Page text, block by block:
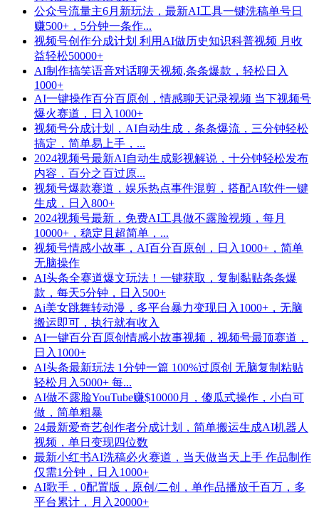
公众号流量主6月新玩法，最新AI工具一键洗稿单号日
赚500+，5分钟一条作...
视频号创作分成计划 利用AI做历史知识科普视频 月收
益轻松50000+
AI制作搞笑语音对话聊天视频,条条爆款，轻松日入
1000+
AI一键操作百分百原创，情感聊天记录视频 当下视频号
爆火赛道，日入1000+
视频号分成计划，AI自动生成，条条爆流，三分钟轻松
搞定，简单易上手，...
2024视频号最新AI自动生成影视解说，十分钟轻松发布
内容，百分之百过原...
视频号爆款赛道，娱乐热点事件混剪，搭配AI软件一键
生成，日入800+
2024视频号最新，免费AI工具做不露脸视频，每月
10000+，稳定且超简单，...
视频号情感小故事，AI百分百原创，日入1000+，简单
无脑操作
AI头条全赛道爆文玩法！一键获取，复制黏贴条条爆
款，每天5分钟，日入500+
Ai美女跳舞转动漫，多平台暴力变现日入1000+，无脑
搬运即可，执行就有收入
AI一键百分百原创情感小故事视频，视频号最顶赛道，
日入1000+
AI头条最新玩法 1分钟一篇 100%过原创 无脑复制粘贴
轻松月入5000+ 每...
AI做不露脸YouTube赚$10000月，傻瓜式操作，小白可
做，简单粗暴
24最新爱奇艺创作者分成计划，简单搬运生成AI机器人
视频，单日变现四位数
最新小红书AI洗稿必火赛道，当天做当天上手 作品制作
仅需1分钟，日入1000+
AI歌手，0配置版，原创/二创，单作品播放千百万，多
平台累计，月入20000+